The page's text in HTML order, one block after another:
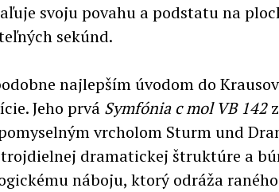
svoju povahu a podstatu na
sekúnd.
najlepším úvodom do
Jeho prvá Symfónia c mol VB 142
vrcholom Sturm und
dramatickej štruktúre a
náboju, ktorý odráža